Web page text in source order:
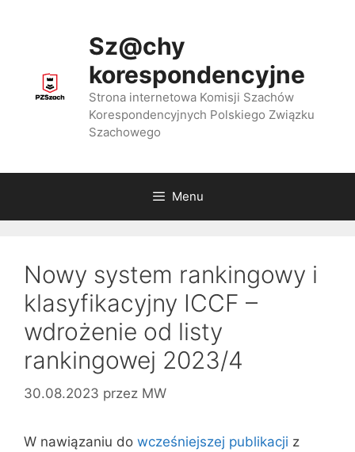
Sz@chy
korespondencyjne
Strona internetowa Komisji Szachów
Korespondencyjnych Polskiego Związku
Szachowego
Menu
Nowy system rankingowy i
klasyfikacyjny ICCF –
wdrożenie od listy
rankingowej 2023/4
30.08.2023 przez MW
W nawiązaniu do wcześniejszej publikacji z